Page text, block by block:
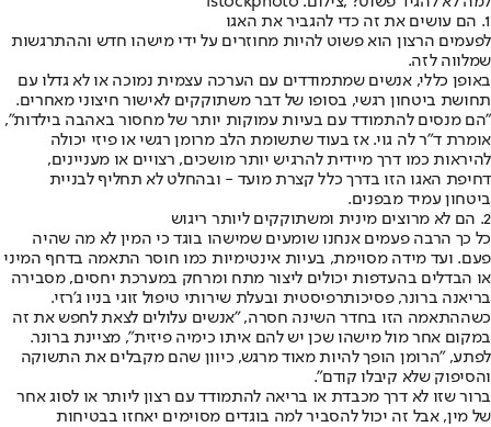
1. הם עושים את זה כדי להגביר את האגו
לפעמים הרצון הוא פשוט להיות מחוזרים על ידי מישהו חדש וההתרגשות
שמלווה לזה.
באופן כללי, אנשים שמתמודדים עם הערכה עצמית נמוכה או לא גדלו עם
תחושת ביטחון רגשי, בסופו של דבר משתוקקים לאישור חיצוני מאחרים.
"הם מנסים להתמודד עם בעיות עמוקות יותר של מחסור באהבה בילדות",
אומרת ד"ר לה גוי. אז בעוד שתשומת הלב מרומן רגשי או פיזי יכולה
להיראות כמו דרך מיידית להרגיש יותר מושכים, רצויים או מעניינים,
דחיפת האגו הזו בדרך כלל קצרת מועד - ובהחלט לא תחליף לבניית
ביטחון עמיד מבפנים.
2. הם לא מרוצים מינית ומשתוקקים ליותר ריגוש
כל כך הרבה פעמים אנחנו שומעים שמישהו בוגד כי המין לא מה שהיה
פעם. ועד מידה מסוימת, בעיות אינטימיות כמו חוסר התאמה בדחף המיני
או הבדלים בהעדפות יכולים ליצור מתח ומרחק במערכת יחסים, מסבירה
בריאנה ברונר, פסיכותרפיסטית ובעלת שירותי טיפול זוגי בניו ג'רזי.
כשההתאמה הזו בחדר השינה חסרה, "אנשים עלולים לצאת לחפש את זה
במקום אחר מול מישהו שכן יש להם איתו כימיה פיזית", מציינת ברונר.
לפתע, "הרומן הופך להיות מאוד מרגש, כיוון שהם מקבלים את התשוקה
והסיפוק שלא קיבלו קודם".
ברור שזו לא דרך מכבדת או בריאה להתמודד עם רצון ליותר או לסוג אחר
של מין, אבל זה יכול להסביר למה בוגדים מסוימים יאחזו בבטיחות